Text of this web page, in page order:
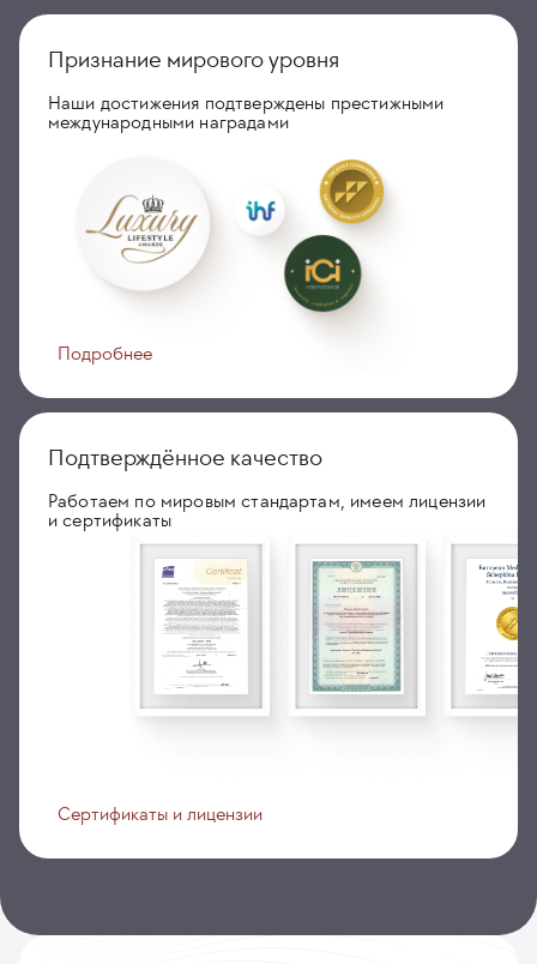
Признание мирового уровня
Наши достижения подтверждены престижными
международными наградами
Подробнее
Подтверждённое качество
Работаем по мировым стандартам, имеем лицензии
и сертификаты
Сертификаты и лицензии